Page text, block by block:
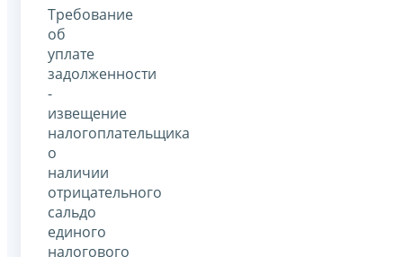
Требование
об
уплате
задолженности
-
извещение
налогоплательщика
о
наличии
отрицательного
сальдо
единого
налогового